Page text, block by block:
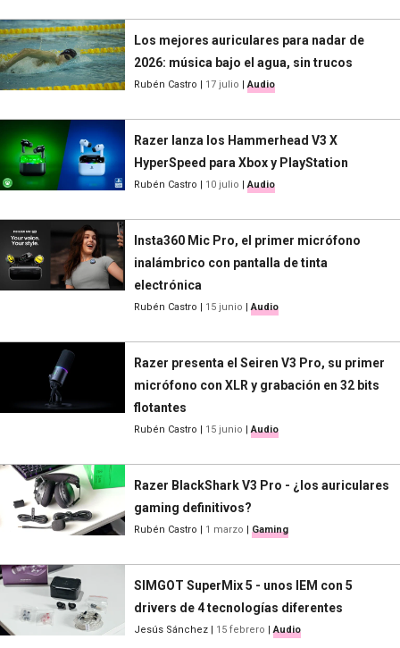
Los mejores auriculares para nadar de
2026: música bajo el agua, sin trucos
Rubén Castro | 17 julio |Audio
Razer lanza los Hammerhead V3 X
HyperSpeed para Xbox y PlayStation
Rubén Castro | 10 julio |Audio
Insta360 Mic Pro, el primer micrófono
inalámbrico con pantalla de tinta
electrónica
Rubén Castro | 15 junio |Audio
Razer presenta el Seiren V3 Pro, su primer
micrófono con XLR y grabación en 32 bits
flotantes
Rubén Castro | 15 junio |Audio
Razer BlackShark V3 Pro - ¿los auriculares
gaming definitivos?
Rubén Castro | 1 marzo | Gaming
SIMGOT SuperMix 5 - unos IEM con 5
drivers de 4 tecnologías diferentes
Jesús Sánchez | 15 febrero |Audio